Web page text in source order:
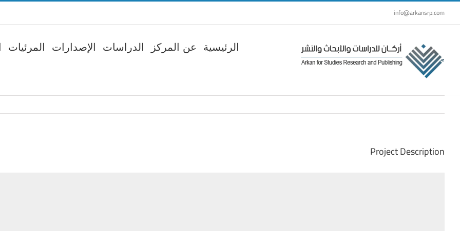
Skip
to
info@arkansrp.com
الرئيسية عن المركز الدراسات الإصدارات المرئيات
Project Description